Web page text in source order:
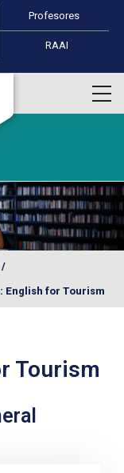
Profesores
RAAI
/
English for Tourism
Tourism